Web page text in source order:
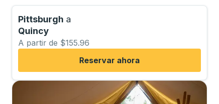
Pittsburgh a
Quincy
A partir de $155.96
Reservar ahora